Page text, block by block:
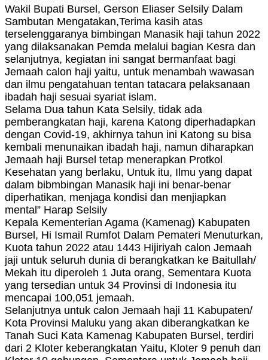
Wakil Bupati Bursel, Gerson Eliaser Selsily Dalam
Sambutan Mengatakan,Terima kasih atas
terselenggaranya bimbingan Manasik haji tahun 2022
yang dilaksanakan Pemda melalui bagian Kesra dan
selanjutnya, kegiatan ini sangat bermanfaat bagi
Jemaah calon haji yaitu, untuk menambah wawasan
dan ilmu pengatahuan tentan tatacara pelaksanaan
ibadah haji sesuai syariat islam.
Selama Dua tahun Kata Selsily, tidak ada
pemberangkatan haji, karena Katong diperhadapkan
dengan Covid-19, akhirnya tahun ini Katong su bisa
kembali menunaikan ibadah haji, namun diharapkan
Jemaah haji Bursel tetap menerapkan Protkol
Kesehatan yang berlaku, Untuk itu, Ilmu yang dapat
dalam bibmbingan Manasik haji ini benar-benar
diperhatikan, menjaga kondisi dan menjiapkan
mental” Harap Selsily
Kepala Kementerian Agama (Kamenag) Kabupaten
Bursel, Hi Ismail Rumfot Dalam Pemateri Menuturkan,
Kuota tahun 2022 atau 1443 Hijiriyah calon Jemaah
jaji untuk seluruh dunia di berangkatkan ke Baitullah/
Mekah itu diperoleh 1 Juta orang, Sementara Kuota
yang tersedian untuk 34 Provinsi di Indonesia itu
mencapai 100,051 jemaah.
Selanjutnya untuk calon Jemaah haji 11 Kabupaten/
Kota Provinsi Maluku yang akan diberangkatkan ke
Tanah Suci Kata Kamenag Kabupaten Bursel, terdiri
dari 2 Kloter keberangkatan Yaitu, Kloter 9 penuh dan